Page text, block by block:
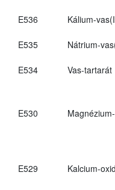
E536
Kálium-
E535
Nátrium-
E534
Vas-tartarát
E530
E529 Kalcium-oxid